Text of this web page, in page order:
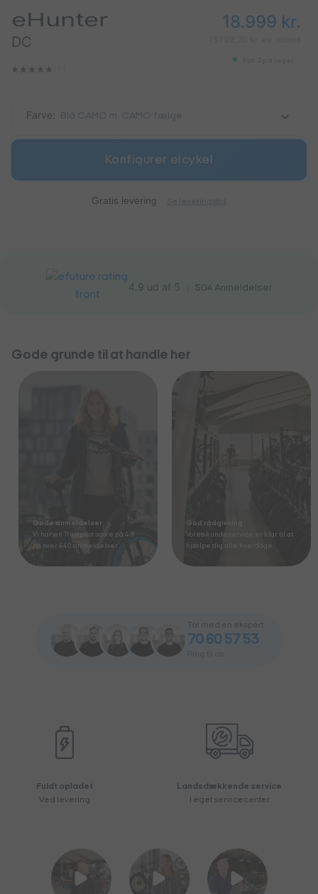
eHunter
DC
18.999 kr.
Farve:
Konfigurer elcykel
Gratis levering
4.9 ud af 5 504Anmeldelser
Gode grunde til at handle her
Gode anmeldelser
Vi har en Trustpilot score på 4.9
på over 440 anmeldelser.
God rådgivning
Vores kundeservice er klar til at
hjælpe dig alle hverdage.
Tal med en ekspert
70 60 57 53
Fuldt opladet
Ved levering
Landsdækkende service
I eget servicecenter